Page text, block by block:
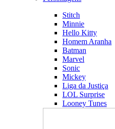
Stitch
Minnie
Hello Kitty
Homem Aranha
Batman
Marvel
Sonic
Mickey
Liga da Justiça
LOL Surprise
Looney Tunes